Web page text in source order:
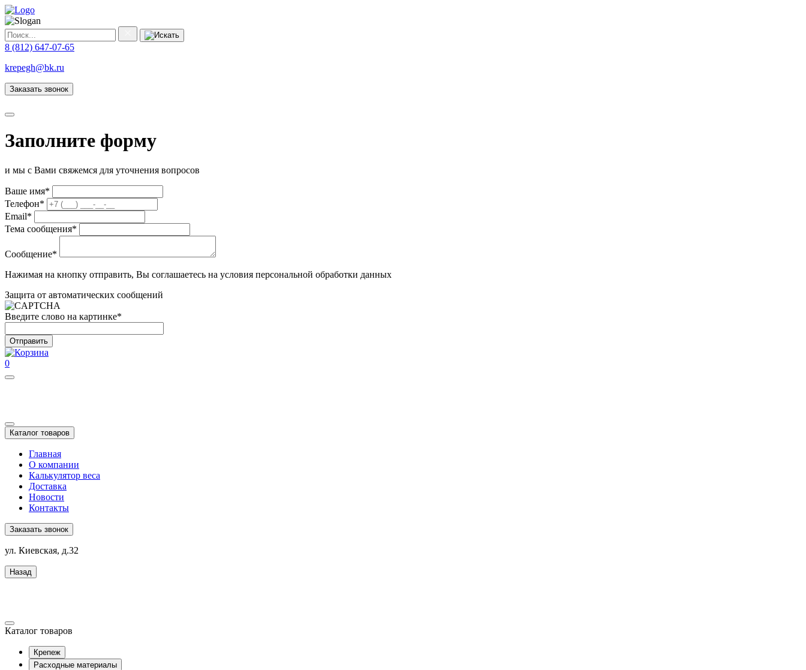
8 (812) 647-07-65
krepegh@bk.ru
Заказать звонок
Заполните форму
и мы с Вами свяжемся для уточнения вопросов
Ваше имя*
Телефон*
Email*
Тема сообщения*
Сообщение*
Нажимая на кнопку отправить, Вы соглашаетесь на условия персональной обработки данных
Защита от автоматических сообщений
Введите слово на картинке*
0
Каталог товаров
Главная
О компании
Калькулятор веса
Доставка
Новости
Контакты
Заказать звонок
ул. Киевская, д.32
Назад
Каталог товаров
Крепеж
Расходные материалы